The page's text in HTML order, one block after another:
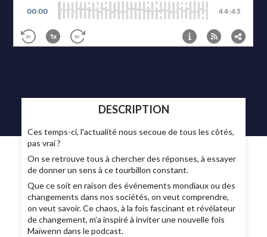
DESCRIPTION
Ces temps-ci, l'actualité nous secoue de tous les côtés,
pas vrai ?
On se retrouve tous à chercher des réponses, à essayer
de donner un sens à ce tourbillon constant.
Que ce soit en raison des événements mondiaux ou des
changements dans nos sociétés, on veut comprendre,
on veut savoir. Ce chaos, à la fois fascinant et révélateur
de changement, m’a inspiré à inviter une nouvelle fois
Maïwenn dans le podcast.